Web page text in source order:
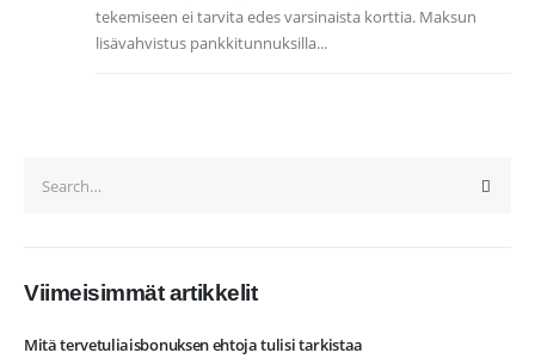
tekemiseen ei tarvita edes varsinaista korttia. Maksun
lisävahvistus pankkitunnuksilla...
Viimeisimmät artikkelit
Mitä tervetuliaisbonuksen ehtoja tulisi tarkistaa